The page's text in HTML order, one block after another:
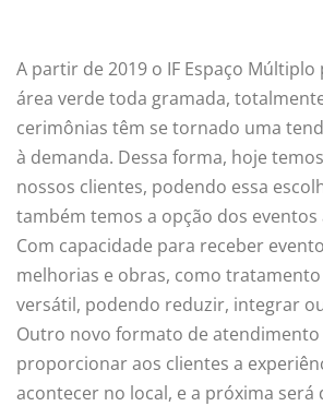
A partir de 2019 o IF Espaço
área verde toda gramada,
cerimônias têm se tornado uma
à demanda. Dessa forma, hoje
nossos clientes, podendo essa
também temos a opção dos
Com capacidade para receber
melhorias e obras, como
versátil, podendo reduzir, integrar
Outro novo formato de atendimento
proporcionar aos clientes a
acontecer no local, e a próxima